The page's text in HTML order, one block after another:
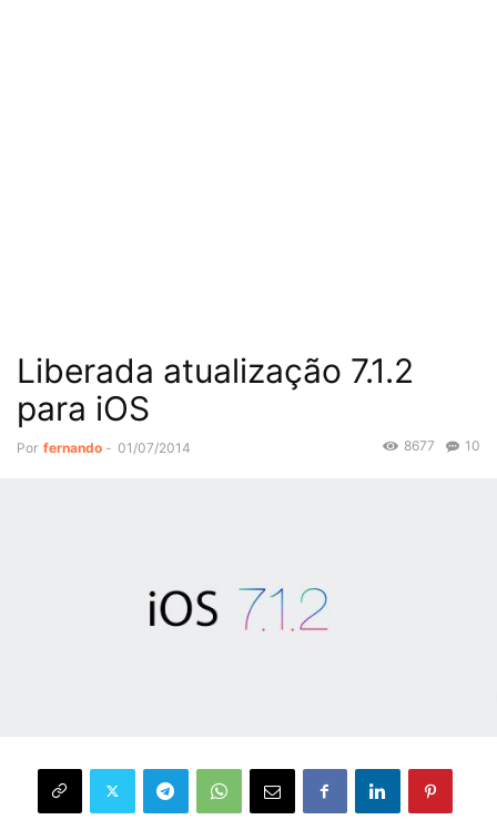
Liberada atualização 7.1.2
para iOS
Por fernando - 01/07/2014 10
8677